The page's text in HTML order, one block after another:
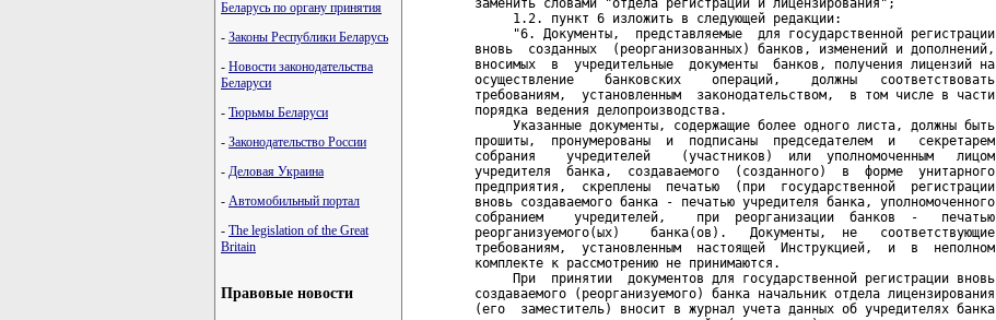
Беларусь по органу принятия
- Законы Республики Беларусь
- Новости законодательства
Беларуси
- Тюрьмы Беларуси
- Законодательство России
- Деловая Украина
- Автомобильный портал
- The legislation of the Great
Britain
Правовые новости
заменить словами "отдела регистрации и лицензирования";
     1.2. пункт 6 изложить в следующей редакции:
     "6. Документы,  представляемые  для государственной регистрации
вновь  созданных  (реорганизованных) банков, изменений и дополнений,
вносимых  в  учредительные  документы  банков, получения лицензий на
осуществление    банковских    операций,    должны   соответствовать
требованиям,  установленным  законодательством,  в том числе в части
порядка ведения делопроизводства.
     Указанные документы, содержащие более одного листа, должны быть
прошиты,  пронумерованы  и  подписаны  председателем  и   секретарем
собрания    учредителей    (участников)  или  уполномоченным   лицом
учредителя  банка,  создаваемого  (созданного)  в  форме  унитарного
предприятия,  скреплены  печатью  (при  государственной  регистрации
вновь создаваемого банка - печатью учредителя банка, уполномоченного
собранием    учредителей,    при  реорганизации  банков  -   печатью
реорганизуемого(ых)    банка(ов).   Документы,  не   соответствующие
требованиям,  установленным  настоящей  Инструкцией,  и  в  неполном
комплекте к рассмотрению не принимаются.
     При  принятии  документов для государственной регистрации вновь
создаваемого (реорганизуемого) банка начальник отдела лицензирования
(его  заместитель) вносит в журнал учета данных об учредителях банка